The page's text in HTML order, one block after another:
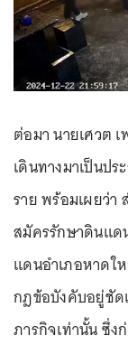
ต่อมา นายเศวต
เดินทางมาเป็นป
ราย พร้อมเผยว่า
สมัครรักษาดินแด
แดนอำเภอหาดใ
กฎข้อบังคับอยู่ชัด
ภารกิจเท่านั้น ซึ่ง